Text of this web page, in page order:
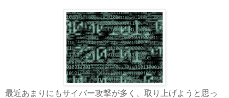
最近あまりにもサイバー攻撃が多く、取り上げようと思っ